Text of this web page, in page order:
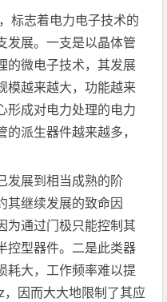
志着电力电子技术的
发展。一支是以晶体管
的微电子技术，其发展
模越来越大，功能越来
形成对电力处理的电力
派生器件越来越多，
展到相当成熟的阶
其继续发展的致命因
为通过门极只能控制其
控型器件。二是此类器
耗大，工作频率难以提
因而大大地限制了其应